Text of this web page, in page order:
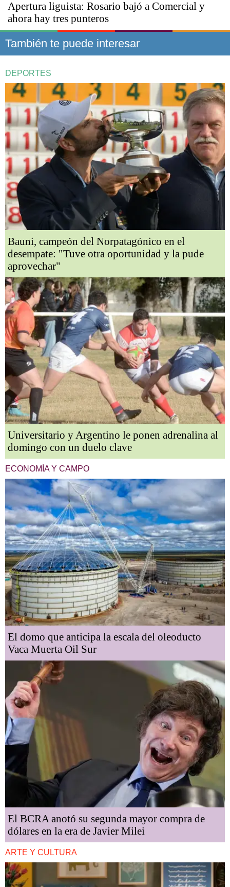
Apertura liguista: Rosario bajó a Comercial y
ahora hay tres punteros
También te puede interesar
DEPORTES
Bauni, campeón del Norpatagónico en el
desempate: "Tuve otra oportunidad y la pude
aprovechar"
Universitario y Argentino le ponen adrenalina al
domingo con un duelo clave
ECONOMÍA Y CAMPO
El domo que anticipa la escala del oleoducto
Vaca Muerta Oil Sur
El BCRA anotó su segunda mayor compra de
dólares en la era de Javier Milei
ARTE Y CULTURA